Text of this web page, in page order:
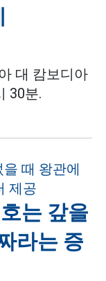
대 캄보디아
30분.
는 갚을
라는 증